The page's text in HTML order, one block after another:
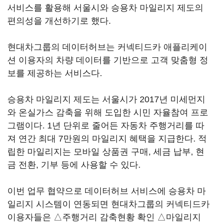
서비스를 활용해 서울시와 승용차 마일리지 제도의
편의성을 개선하기로 했다.
현대차그룹의 데이터허브는 커넥티드카 애플리케이
션 이용자의 차량 데이터를 기반으로 고객 맞춤형 정
보를 제공하는 서비스다.
승용차 마일리지 제도는 서울시가 2017년 미세먼지
와 온실가스 감축을 위해 도입한 시민 자율참여 프로
그램이다. 1년 단위로 줄어든 자동차 주행거리를 따
져 연간 최대 7만원의 마일리지 혜택을 지급한다. 적
립한 마일리지는 모바일 상품권 구매, 세금 납부, 현
금 전환, 기부 등에 사용할 수 있다.
이번 업무 협약으로 데이터허브 서비스에 승용차 마
일리지 시스템이 연동되면 현대차그룹의 커넥티드카
이용자들은 △주행거리 감축현황 확인 △마일리지